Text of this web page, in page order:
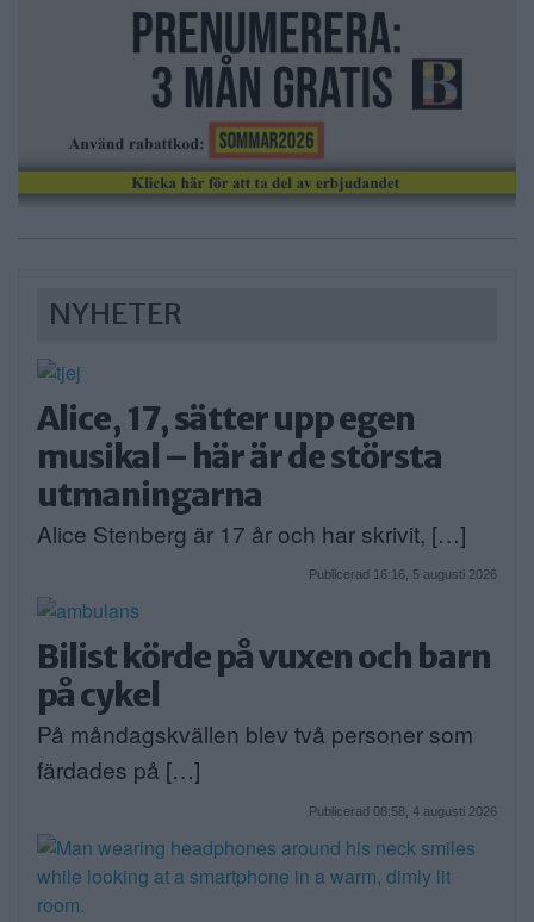
NYHETER
Alice, 17, sätter upp egen
musikal – här är de största
utmaningarna
Alice Stenberg är 17 år och har skrivit, […]
Publicerad 16:16, 5 augusti 2026
Bilist körde på vuxen och barn
på cykel
På måndagskvällen blev två personer som
färdades på […]
Publicerad 08:58, 4 augusti 2026